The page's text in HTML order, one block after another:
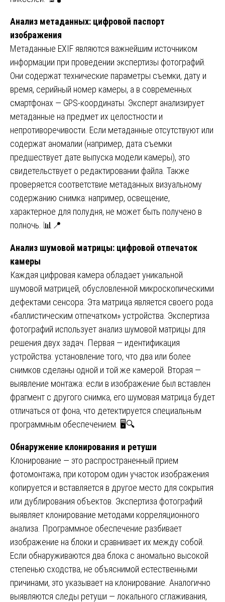
Анализ метаданных: цифровой паспорт
изображения
Метаданные EXIF являются важнейшим источником
информации при проведении экспертизы фотографий.
Они содержат технические параметры съемки, дату и
время, серийный номер камеры, а в современных
смартфонах — GPS-координаты. Эксперт анализирует
метаданные на предмет их целостности и
непротиворечивости. Если метаданные отсутствуют или
содержат аномалии (например, дата съемки
предшествует дате выпуска модели камеры), это
свидетельствует о редактировании файла. Также
проверяется соответствие метаданных визуальному
содержанию снимка: например, освещение,
характерное для полудня, не может быть получено в
полночь. 📊📍
Анализ шумовой матрицы: цифровой отпечаток
камеры
Каждая цифровая камера обладает уникальной
шумовой матрицей, обусловленной микроскопическими
дефектами сенсора. Эта матрица является своего рода
«баллистическим отпечатком» устройства. Экспертиза
фотографий использует анализ шумовой матрицы для
решения двух задач. Первая — идентификация
устройства: установление того, что два или более
снимков сделаны одной и той же камерой. Вторая —
выявление монтажа: если в изображение был вставлен
фрагмент с другого снимка, его шумовая матрица будет
отличаться от фона, что детектируется специальным
программным обеспечением. 🖥️🔍
Обнаружение клонирования и ретуши
Клонирование — это распространенный прием
фотомонтажа, при котором один участок изображения
копируется и вставляется в другое место для сокрытия
или дублирования объектов. Экспертиза фотографий
выявляет клонирование методами корреляционного
анализа. Программное обеспечение разбивает
изображение на блоки и сравнивает их между собой.
Если обнаруживаются два блока с аномально высокой
степенью сходства, не объяснимой естественными
причинами, это указывает на клонирование. Аналогично
выявляются следы ретуши — локального сглаживания,